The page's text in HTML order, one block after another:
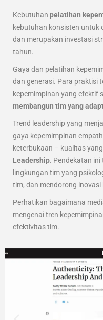
Kebutuhan pelatihan
kebutuhan konsisten untuk
dan merupakan investasi
tahun.
Gaya dan pelatihan
dan generasi. Para praktisi
kepemimpinan yang efektif
membangun tim yang
Trend leadership yang
gaya kepemimpinan
keterbukaan – kualitas
Leadership. Pendekatan
lingkungan tim yang
tim, dan mendorong inovasi
Perhatikan bagaimana
mengenai tren
efektivitas tim.